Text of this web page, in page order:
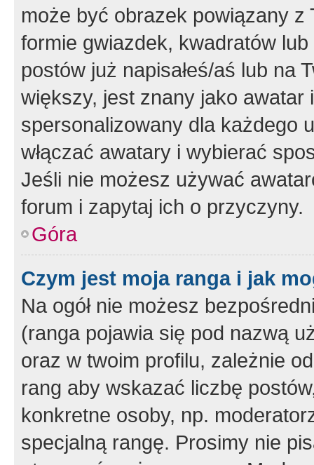
może być obrazek powiązany z
formie gwiazdek, kwadratów
postów już napisałeś/aś lub na
większy, jest znany jako
spersonalizowany dla każdego
włączać awatary i wybierać
Jeśli nie możesz używać
forum i zapytaj ich o przyczyny.
Góra
Czym jest moja ranga i jak
Na ogół nie możesz
(ranga pojawia się pod nazwą
oraz w twoim profilu, zależnie
rang aby wskazać liczbę
konkretne osoby, np.
specjalną rangę. Prosimy nie